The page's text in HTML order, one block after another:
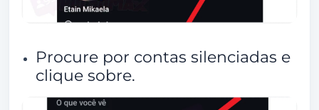
Procure por contas silenciadas e
clique sobre.